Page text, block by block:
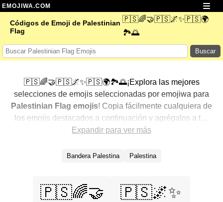
EMOJIWA.COM
Códigos de Emoji de Palestinian
Flag
🇵🇸🌈🤝🇵🇸🌌✨🇵🇸🌍
🏞️🌅
Buscar
🇵🇸🌈🤝🇵🇸🌌✨🇵🇸🌍🏞️🌅¡Explora las mejores
selecciones de emojis seleccionadas por emojiwa para
Palestinian Flag emojis! Copia fácilmente cualquiera de
los emojis destacados a continuación y agrégalos a tus
conversaciones para un toque personalizado. Hemos
mostrando primero los más populares. ¿Buscas más?
Expandir para ver más
Bandera Palestina Palestina
🇵🇸🌈🤝 🇵🇸🌌✨